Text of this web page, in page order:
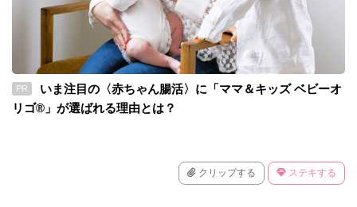
PR
いま注目の〈赤ちゃん腸活〉に「ママ＆キッズ ベビーオ
リゴ®」が選ばれる理由とは？
クリップする ステキする